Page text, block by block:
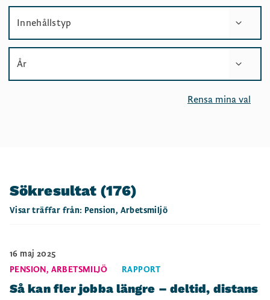
Innehållstyp
År
Rensa mina val
Sökresultat (176)
Visar träffar från: Pension Arbetsmiljö
16 maj 2025
PENSION, ARBETSMILJÖ RAPPORT
Så kan fler jobba längre – deltid, distans